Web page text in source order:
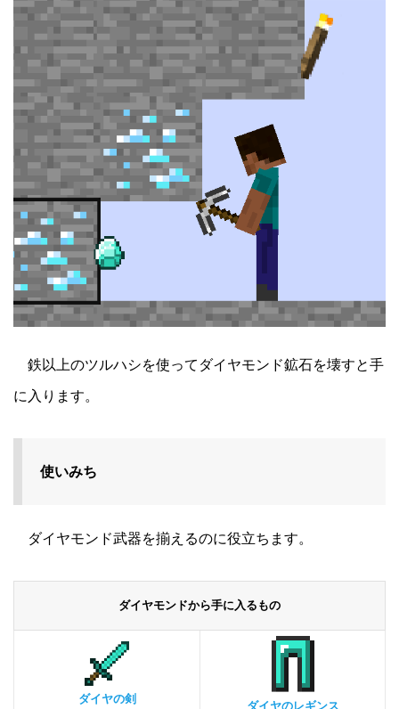
鉄以上のツルハシを使ってダイヤモンド鉱石を壊すと手
に入ります。
使いみち
ダイヤモンド武器を揃えるのに役立ちます。
ダイヤモンドから手に入るもの
ダイヤの剣 ダイヤのレギンス